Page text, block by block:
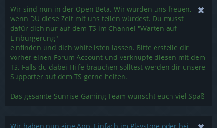
Wir sind nun in der Open Beta. Wir würden uns freuen,
wenn DU diese Zeit mit uns teilen würdest. Du musst
dafür dich nur auf dem TS im Channel "Warten auf
Einbürgerung"
einfinden und dich whitelisten lassen. Bitte erstelle dir
vorher einen Forum Account und verknüpfe diesen mit dem
TS. Falls du dabei Hilfe brauchen solltest werden dir unsere
Supporter auf dem TS gerne helfen.
Das gesamte Sunrise-Gaming Team wünscht euch viel Spaß
Wir haben nun eine App. Einfach im Playstore oder bei